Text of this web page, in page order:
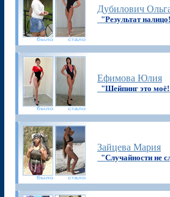
Дубилович
"Результат
Ефимова Юлия
"Шейпинг это
Зайцева Мария
"Случайности не